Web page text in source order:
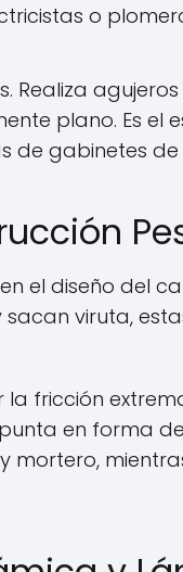
o
Realiza
plano. Es el
de gabinetes de
el diseño del
viruta,
fricción
en forma
mortero,